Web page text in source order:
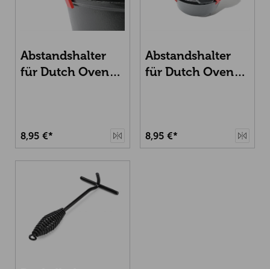
Abstandshalter
für Dutch Oven
8,95 €*
Abstandshalter
für Dutch Oven
8,95 €*